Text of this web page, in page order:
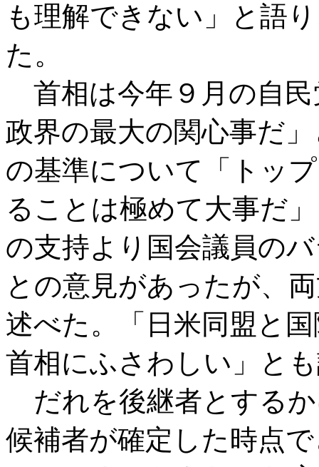
も理解できない」と語
た。
首相は今年９月の自民
政界の最大の関心事だ
の基準について「トッ
ることは極めて大事だ
の支持より国会議員の
との意見があったが、
述べた。「日米同盟と
首相にふさわしい」と
だれを後継者とする
候補者が確定した時点